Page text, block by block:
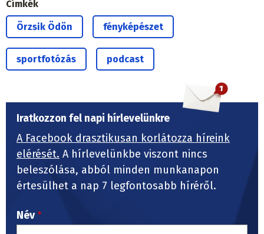
Címkék
Örzsik Ödön fényképészet
sportfotózás podcast
Iratkozzon fel napi hírlevelünkre
A Facebook drasztikusan korlátozza híreink
elérését. A hírlevelünkbe viszont nincs
beleszólása, abból minden munkanapon
értesülhet a nap 7 legfontosabb híréről.
Név